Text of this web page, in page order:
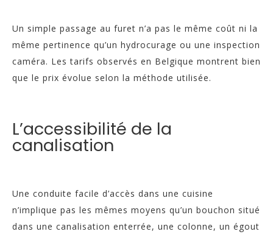
Un simple passage au furet n’a pas le même coût ni la
même pertinence qu’un hydrocurage ou une inspection
caméra. Les tarifs observés en Belgique montrent bien
que le prix évolue selon la méthode utilisée.
L’accessibilité de la
canalisation
Une conduite facile d’accès dans une cuisine
n’implique pas les mêmes moyens qu’un bouchon situé
dans une canalisation enterrée, une colonne, un égout